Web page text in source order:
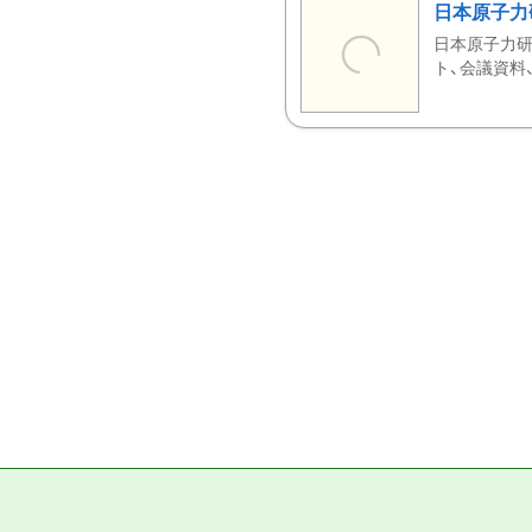
日本原子
日本原子力
ト、会議資